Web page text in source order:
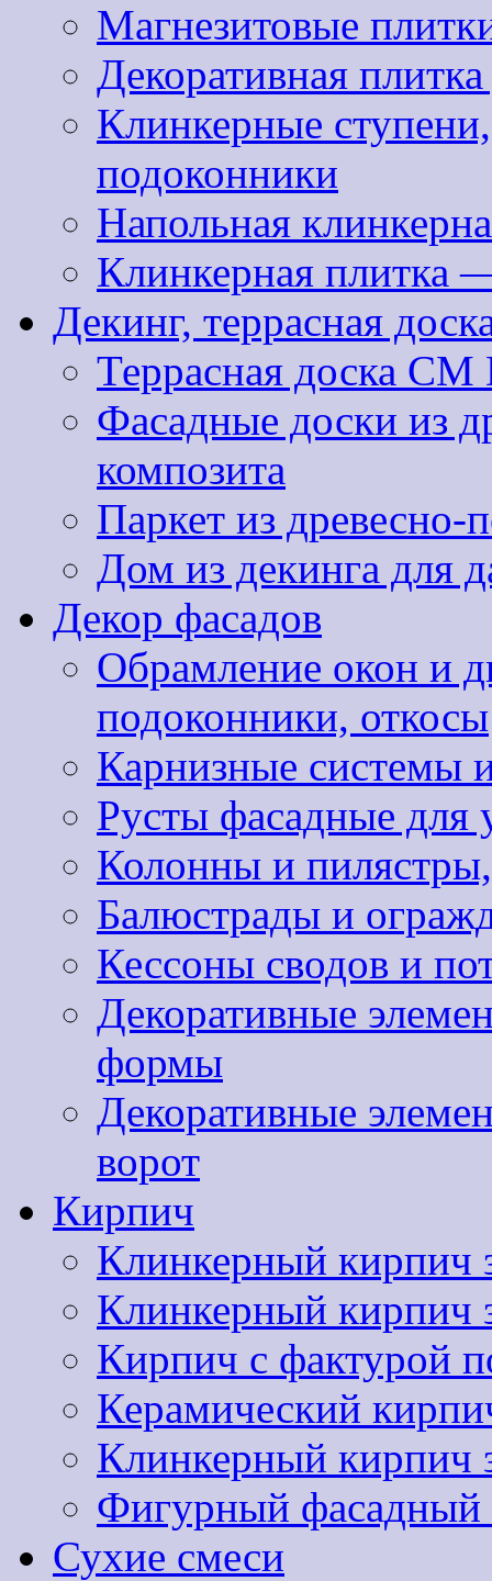
Магнезитовые
Декоративная
Клинкерные
подоконники
Напольная
Клинкерная плитка
Декинг, террасная
Террасная доска
Фасадные доски из
композита
Паркет из древесно-
Дом из декинга для
Декор фасадов
Обрамление окон и
подоконники, откосы
Карнизные системы
Русты фасадные для
Колонны и
Балюстрады и
Кессоны сводов и
Декоративные
формы
Декоративные
ворот
Кирпич
Клинкерный кирпич
Клинкерный кирпич
Кирпич с фактурой
Керамический
Клинкерный кирпич
Фигурный фасадный
Сухие смеси